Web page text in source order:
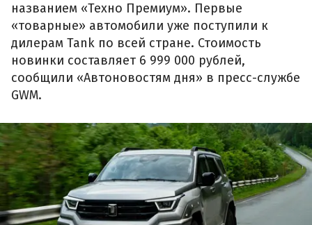
названием «Техно Премиум». Первые
«товарные» автомобили уже поступили к
дилерам Tank по всей стране. Стоимость
новинки составляет 6 999 000 рублей,
сообщили «Автоновостям дня» в пресс-службе
GWM.